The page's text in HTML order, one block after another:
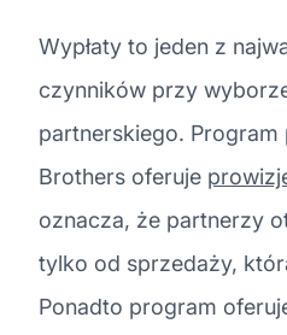
Wypłaty to jeden z
czynników przy
partnerskiego.
Brothers oferuje
oznacza, że partnerzy
tylko od sprzedaży,
Ponadto program